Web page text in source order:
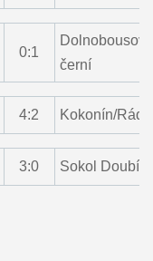
0:1
černí
4:2 Kokonín/
3:0 Sokol Doubí